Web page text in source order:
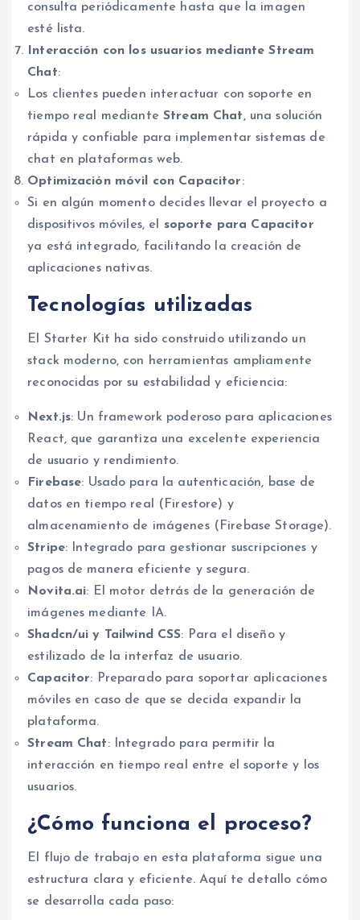
consulta periódicamente hasta que la imagen
esté lista.
Interacción con los usuarios mediante Stream
Chat:
Los clientes pueden interactuar con soporte en
tiempo real medianteStream Chat, una solución
rápida y confiable para implementar sistemas de
chat en plataformas web.
Optimización móvil con Capacitor:
Si en algún momento decides llevar el proyecto a
dispositivos móviles, el soporte para Capacitor
ya está integrado, facilitando la creación de
aplicaciones nativas.
Tecnologías utilizadas
El Starter Kit ha sido construido utilizando un
stack moderno, con herramientas ampliamente
reconocidas por su estabilidad y eficiencia:
Next.js: Un framework poderoso para aplicaciones
React, que garantiza una excelente experiencia
de usuario y rendimiento.
Firebase: Usado para la autenticación, base de
datos en tiempo real (Firestore) y
almacenamiento de imágenes (Firebase Storage).
Stripe: Integrado para gestionar suscripciones y
pagos de manera eficiente y segura.
Novita.ai: El motor detrás de la generación de
imágenes mediante IA.
Shadcn/ui y Tailwind CSS: Para el diseño y
estilizado de la interfaz de usuario.
Capacitor: Preparado para soportar aplicaciones
móviles en caso de que se decida expandir la
plataforma.
Stream Chat: Integrado para permitir la
interacción en tiempo real entre el soporte y los
usuarios.
¿Cómo funciona el proceso?
El flujo de trabajo en esta plataforma sigue una
estructura clara y eficiente. Aquí te detallo cómo
se desarrolla cada paso: